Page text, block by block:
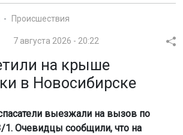
Происшествия
7 августа 2026 - 20:22
на крыше
в Новосибирске
выезжали на вызов по
1. Очевидцы сообщили, что на